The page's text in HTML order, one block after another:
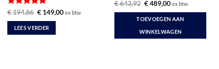
Gewaardeerd
5uit 5
€194,86 Oorspronkelijke
was:
€ 194,86.
€149,00Huidige
ex btw
LEES VERDER
€643,92 Oorspronkelijke
was:
€ 643,92.
€489,00Huidige
is:
€ 489,00.
ex btw
TOEVOEGEN AAN
WINKELWAGEN